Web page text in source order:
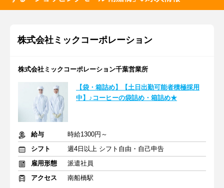
株式会社ミックコーポレーション
株式会社ミックコーポレーション千葉営業所
【袋・箱詰め】【土日出勤可能者積極採用
中】♪コーヒーの袋詰め・箱詰め★
給与
時給1300円～
シフト
週4日以上 シフト自由・自己申告
雇用形態
派遣社員
アクセス
南船橋駅